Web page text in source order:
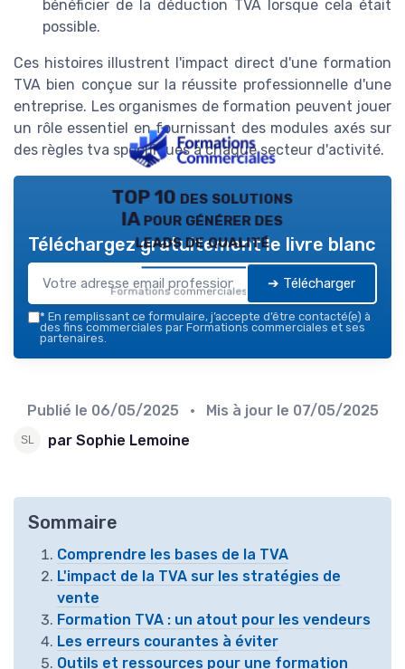
bénéficier de la déduction TVA lorsque cela était
possible.
Ces histoires illustrent l'impact direct d'une formation
TVA bien conçue sur la réussite professionnelle d'une
entreprise. Les organismes de formation peuvent jouer
un rôle essentiel en fournissant des modules axés sur
des règles tva spécifiques à chaque secteur d'activité.
TOP 10 des solutions
IA pour générer des
leads de qualité
Formations commerciales — 2026
Téléchargez gratuitement le livre blanc
➔ Télécharger
* En remplissant ce formulaire, j’accepte d’être contacté(e) à
des fins commerciales par Formations commerciales et ses
partenaires.
Publié le 06/05/2025 • Mis à jour le 07/05/2025
par Sophie Lemoine
Sommaire
Comprendre les bases de la TVA
L'impact de la TVA sur les stratégies de
vente
Formation TVA : un atout pour les vendeurs
Les erreurs courantes à éviter
Outils et ressources pour une formation